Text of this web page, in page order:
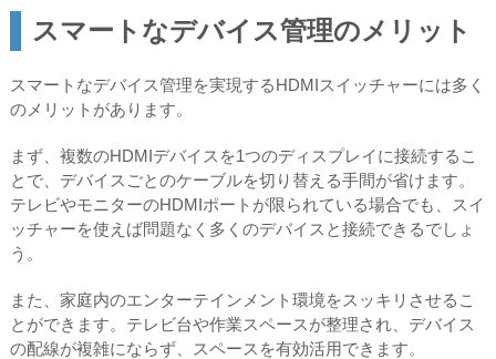
スマートなデバイス管理のメリット
スマートなデバイス管理を実現するHDMIスイッチャーには多く
のメリットがあります。
まず、複数のHDMIデバイスを1つのディスプレイに接続するこ
とで、デバイスごとのケーブルを切り替える手間が省けます。
テレビやモニターのHDMIポートが限られている場合でも、スイ
ッチャーを使えば問題なく多くのデバイスと接続できるでしょ
う。
また、家庭内のエンターテインメント環境をスッキリさせるこ
とができます。テレビ台や作業スペースが整理され、デバイス
の配線が複雑にならず、スペースを有効活用できます。